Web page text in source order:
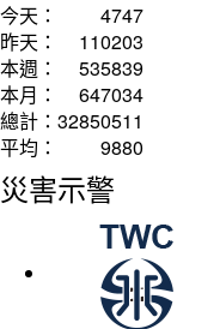
今天：
4747
昨天：
110203
本週：
535839
本月：
647034
總計： 32850511
平均：
9880
災害示警